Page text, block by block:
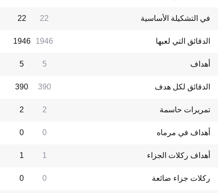
في التشكيلة الأساسية 22
22
الدقائق التي لعبها 1946
1946
أهداف 5
5
الدقائق لكل هدف 390
390
تمريرات حاسمة 2
2
أهداف في مرماه 0
0
أهداف ركلات الجزاء 1
1
ركلات جزاء ضائعة 0
0